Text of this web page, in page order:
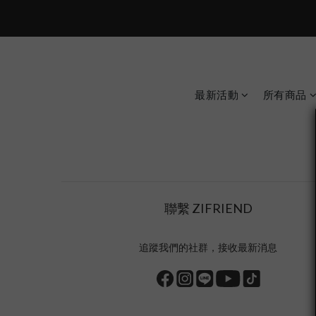
最新活動 所有商品
聯繫 ZIFRIEND
追蹤我們的社群，接收最新消息